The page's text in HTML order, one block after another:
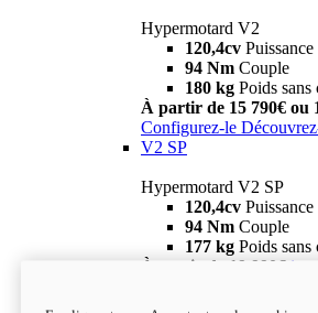
Hypermotard V2
120,4cv Puissance
94 Nm Couple
180 kg Poids sans
À partir de 15 790€ ou
Configurez-le
V2 SP
Hypermotard V2 SP
120,4cv Puissance
94 Nm Couple
177 kg Poids sans
À partir de 19 990€ i
new
V2 SP 100